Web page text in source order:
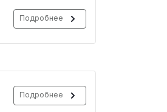
Подробнее
Подробнее